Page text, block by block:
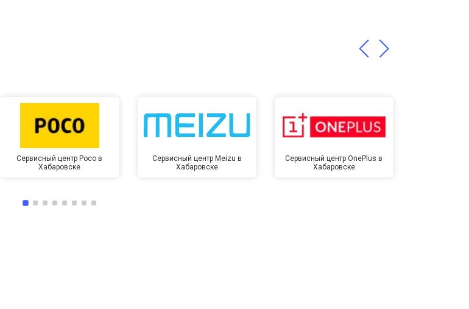
Сервисный центр Poco в
Хабаровске
Сервисный центр Meizu в
Хабаровске
Сервисный центр OnePlus в
Хабаровске